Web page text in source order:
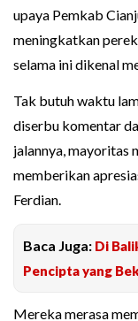
upaya Pemkab
meningkatkan
selama ini dikenal
Tak butuh waktu
diserbu komentar
jalannya, mayoritas
memberikan
Ferdian.
Baca Juga: Di
Pencipta yang
Mereka merasa